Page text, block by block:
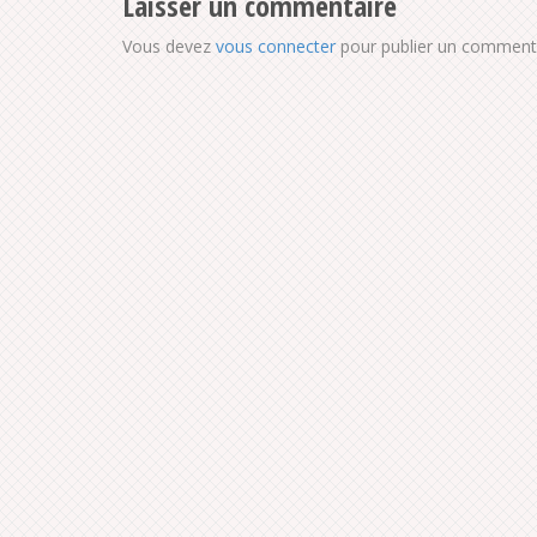
Vous devez vous connecterpour publier un